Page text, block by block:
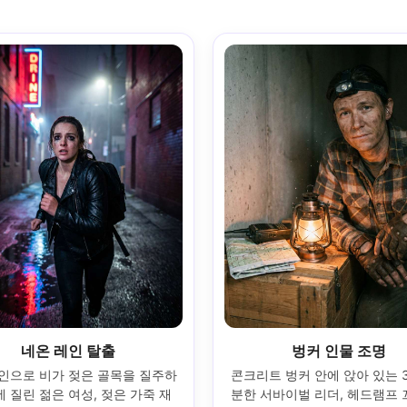
네온 레인 탈출
으로 비가 젖은 골목을 질주하
질린 젊은 여성, 젖은 가죽 재
벙커 인물 조명
콘크리트 벙커 안에 앉아 있는
분한 서바이벌 리더, 헤드램프